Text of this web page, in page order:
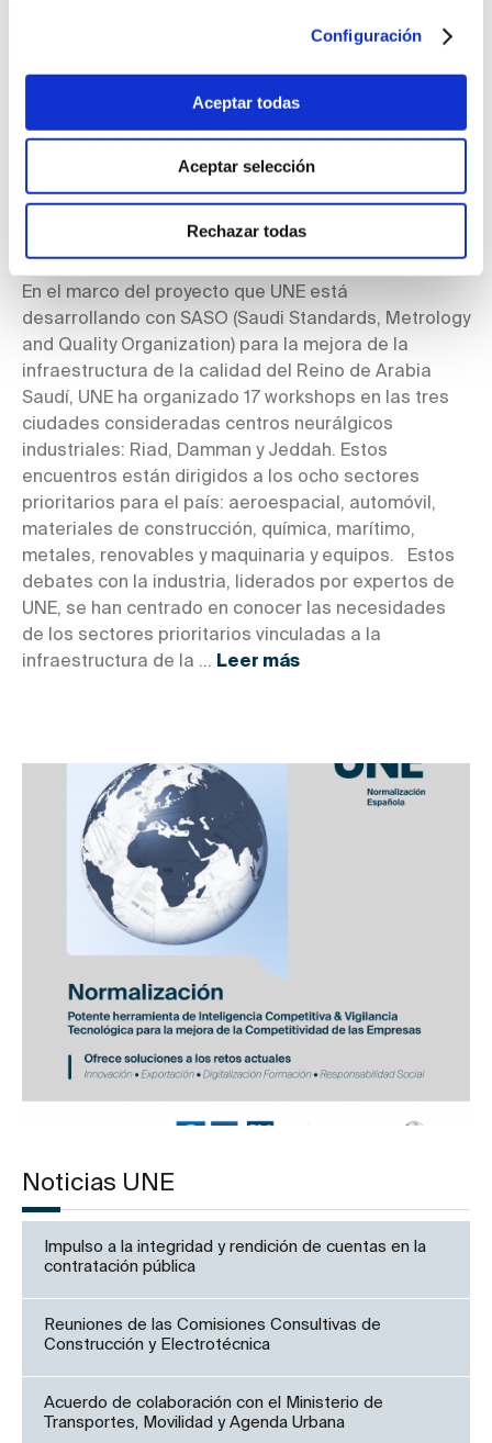
Configuración
Aceptar todas
Aceptar selección
Rechazar todas
Arabia Saudí
En el marco del proyecto que UNE está
desarrollando con SASO (Saudi Standards, Metrology
and Quality Organization) para la mejora de la
infraestructura de la calidad del Reino de Arabia
Saudí, UNE ha organizado 17 workshops en las tres
ciudades consideradas centros neurálgicos
industriales: Riad, Damman y Jeddah. Estos
encuentros están dirigidos a los ocho sectores
prioritarios para el país: aeroespacial, automóvil,
materiales de construcción, química, marítimo,
metales, renovables y maquinaria y equipos. Estos
debates con la industria, liderados por expertos de
UNE, se han centrado en conocer las necesidades
de los sectores prioritarios vinculadas a la
infraestructura de la ... Leer más
Noticias UNE
Impulso a la integridad y rendición de cuentas en la
contratación pública
Reuniones de las Comisiones Consultivas de
Construcción y Electrotécnica
Acuerdo de colaboración con el Ministerio de
Transportes, Movilidad y Agenda Urbana